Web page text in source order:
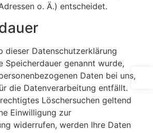
o. Ä.) entscheidet.
dieser Datenschutzerklärung
Speicherdauer genannt wurde,
Daten bei uns,
die Datenverarbeitung entfällt.
Löschersuchen geltend
Einwilligung zur
widerrufen, werden Ihre Daten